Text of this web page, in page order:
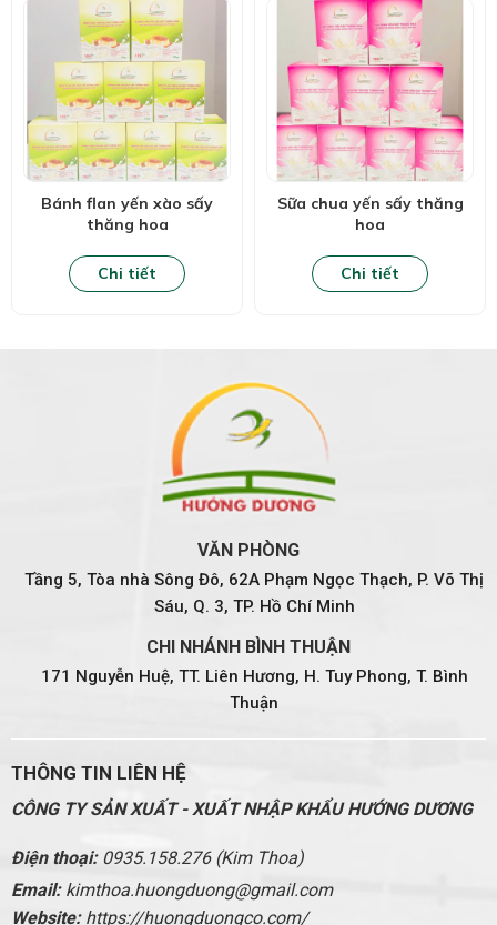
Bánh flan yến xào sấy
thăng hoa
Chi tiết
Sữa chua yến sấy thăng
hoa
Chi tiết
VĂN PHÒNG
Tầng 5, Tòa nhà Sông Đô, 62A Phạm Ngọc Thạch, P. Võ Thị
Sáu, Q. 3, TP. Hồ Chí Minh
CHI NHÁNH BÌNH THUẬN
171 Nguyễn Huệ, TT. Liên Hương, H. Tuy Phong, T. Bình
Thuận
THÔNG TIN LIÊN HỆ
CÔNG TY SẢN XUẤT - XUẤT NHẬP KHẨU HƯỚNG DƯƠNG
Điện thoại:0935.158.276 (Kim Thoa)
Email: kimthoa.huongduong@gmail.com
Website:https://huongduongco.com/